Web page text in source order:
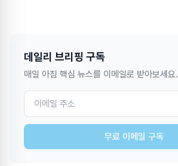
데일리 브리핑 구독
매일 아침 핵심 뉴스를 이메일로 받아보세요.
무료 이메일 구독